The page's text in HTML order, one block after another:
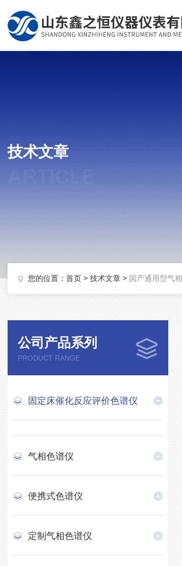
技术文章
您的位置： 首页 > 技术文章 > 国产通用型气
公司产品系列
PRODUCT RANGE
固定床催化反应评价色谱仪
气相色谱仪
便携式色谱仪
定制气相色谱仪